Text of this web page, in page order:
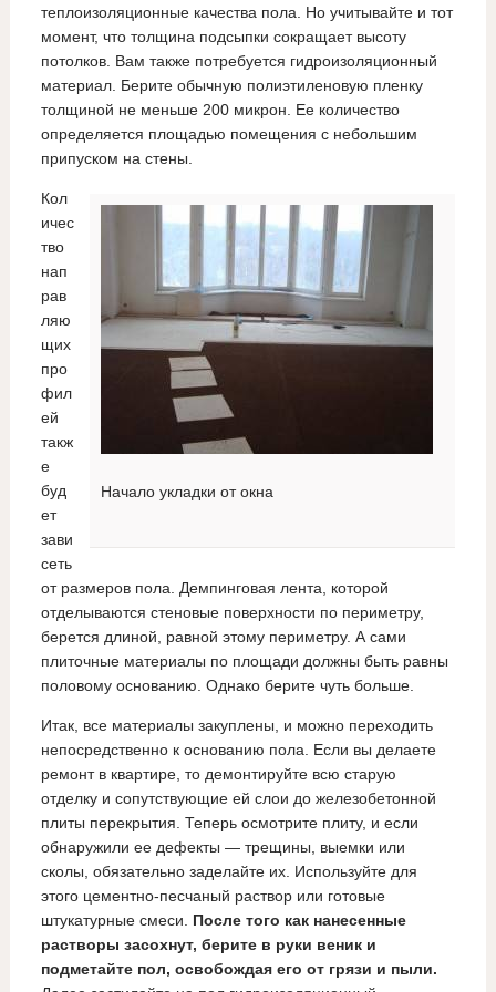
теплоизоляционные качества пола. Но учитывайте и тот
момент, что толщина подсыпки сокращает высоту
потолков. Вам также потребуется гидроизоляционный
материал. Берите обычную полиэтиленовую пленку
толщиной не меньше 200 микрон. Ее количество
определяется площадью помещения с небольшим
припуском на стены.
Начало укладки от окна
Кол
ичес
тво
нап
рав
ляю
щих
про
фил
ей
такж
е
буд
ет
зави
сеть
от размеров пола. Демпинговая лента, которой
отделываются стеновые поверхности по периметру,
берется длиной, равной этому периметру. А сами
плиточные материалы по площади должны быть равны
половому основанию. Однако берите чуть больше.
Итак, все материалы закуплены, и можно переходить
непосредственно к основанию пола. Если вы делаете
ремонт в квартире, то демонтируйте всю старую
отделку и сопутствующие ей слои до железобетонной
плиты перекрытия. Теперь осмотрите плиту, и если
обнаружили ее дефекты — трещины, выемки или
сколы, обязательно заделайте их. Используйте для
этого цементно-песчаный раствор или готовые
штукатурные смеси. После того как нанесенные
растворы засохнут, берите в руки веник и
подметайте пол, освобождая его от грязи и пыли.